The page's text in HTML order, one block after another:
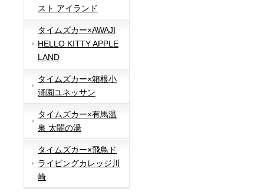
スト アイランド
タイムズカー×AWAJI
HELLO KITTY APPLE
LAND
タイムズカー×箱根小
涌園ユネッサン
タイムズカー×有馬温
泉 太閤の湯
タイムズカー×飛鳥ド
ライビングカレッジ川
崎